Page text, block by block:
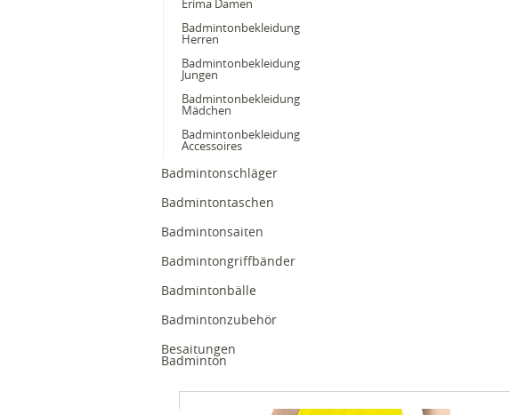
Erima Damen
Badmintonbekleidung
Herren
Badmintonbekleidung
Jungen
Badmintonbekleidung
Mädchen
Badmintonbekleidung
Accessoires
Badmintonschläger
Badmintontaschen
Badmintonsaiten
Badmintongriffbänder
Badmintonbälle
Badmintonzubehör
Besaitungen
Badminton